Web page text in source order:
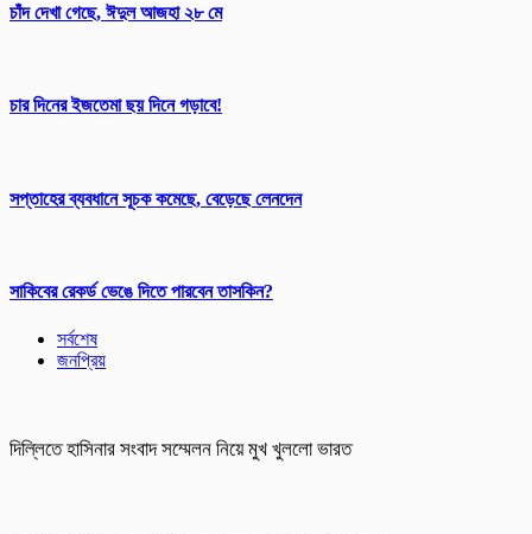
চাঁদ দেখা গেছে, ঈদুল আজহা ২৮ মে
চার দিনের ইজতেমা ছয় দিনে গড়াবে!
সপ্তাহের ব্যবধানে সূচক কমেছে, বেড়েছে লেনদেন
সাকিবের রেকর্ড ভেঙে দিতে পারবেন তাসকিন?
সর্বশেষ
জনপ্রিয়
দিল্লিতে হাসিনার সংবাদ সম্মেলন নিয়ে মুখ খুললো ভারত